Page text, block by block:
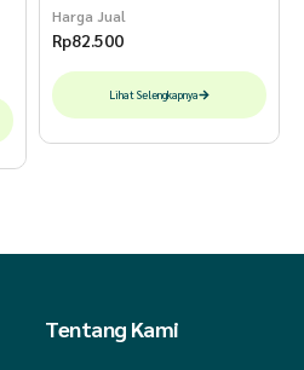
Harga Jual
Rp82.500
Lihat Selengkapnya
Tentang Kami